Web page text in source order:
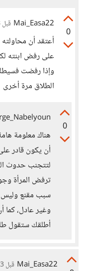
0
Mai_Easa22 قبل 3 أشهر
أعتقد أن
على رفض ابنته
وإذا رفضت
الطلاق مرة أخرى
0
هناك معلومة
أن يكون قادر
لتتجنب حدوث
ترفض المرأة
سبب مقنع وليس
وغير عادل، كما
أطلقك ستقول
Mai_Easa22 قبل 3 أشهر